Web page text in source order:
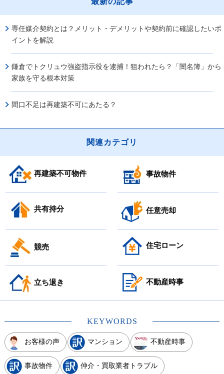
専任媒介契約とは？メリット・デメリットや契約前に確認したいポ
イントを解説
鎌倉でトクリュウ強盗指示役を逮捕！狙われたら？「闇名簿」から
家族を守る根本対策
間口不足は再建築不可にあたる？
関連カテゴリ
再建築不可物件 事故物件
共有持分 任意売却
競売 住宅ローン
立ち退き 不動産時事
KEYWORDS
お客様の声 マンション 不動産時事
事故物件 仲介・買取業者トラブル